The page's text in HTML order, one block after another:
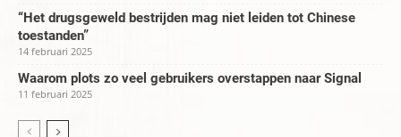
“Het drugsgeweld bestrijden mag niet leiden tot Chinese
toestanden”
14 februari 2025
Waarom plots zo veel gebruikers overstappen naar Signal
11 februari 2025